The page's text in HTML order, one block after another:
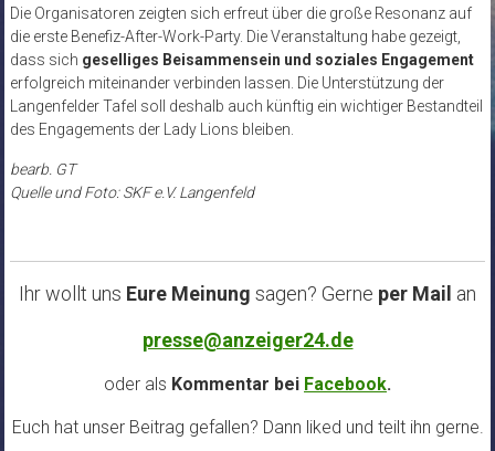
Die Organisatoren zeigten sich erfreut über die große Resonanz auf
die erste Benefiz-After-Work-Party. Die Veranstaltung habe gezeigt,
dass sich geselliges Beisammensein und soziales Engagement
erfolgreich miteinander verbinden lassen. Die Unterstützung der
Langenfelder Tafel soll deshalb auch künftig ein wichtiger Bestandteil
des Engagements der Lady Lions bleiben.
bearb. GT
Quelle und Foto: SKF e.V. Langenfeld
Ihr wollt uns Eure Meinung sagen? Gerne per Mail an
presse@anzeiger24.de
oder als Kommentar bei Facebook.
Euch hat unser Beitrag gefallen? Dann liked und teilt ihn gerne.